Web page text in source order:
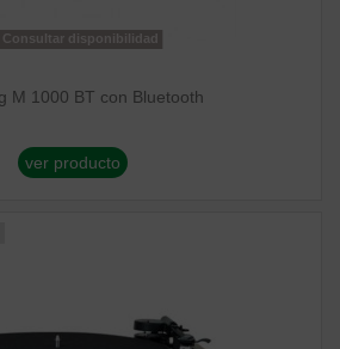
disponibilidad
M 1000 BT con Bluetooth
ver producto